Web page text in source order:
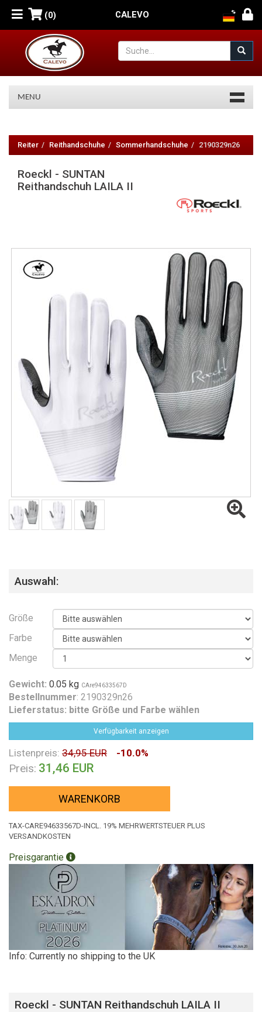
(0) CALEVO
MENU
SUNTAN
Reithandschuh
Reiter Reithandschuhe Sommerhandschuhe 2190329n26
Roeckl - SUNTAN
Reithandschuh LAILA II
Auswahl:
Größe
Farbe
Menge
Gewicht: 0.05 kg CAre94633567D
Bestellnummer: 2190329n26
Lieferstatus: bitte Größe und Farbe wählen
Verfügbarkeit anzeigen
Listenpreis: 34,95 EUR -10.0%
Preis: 31,46 EUR
WARENKORB
TAX-CARE94633567D-INCL. 19% MEHRWERTSTEUER PLUS
VERSANDKOSTEN
Preisgarantie
Info: Currently no shipping to the UK
Roeckl - SUNTAN Reithandschuh LAILA II